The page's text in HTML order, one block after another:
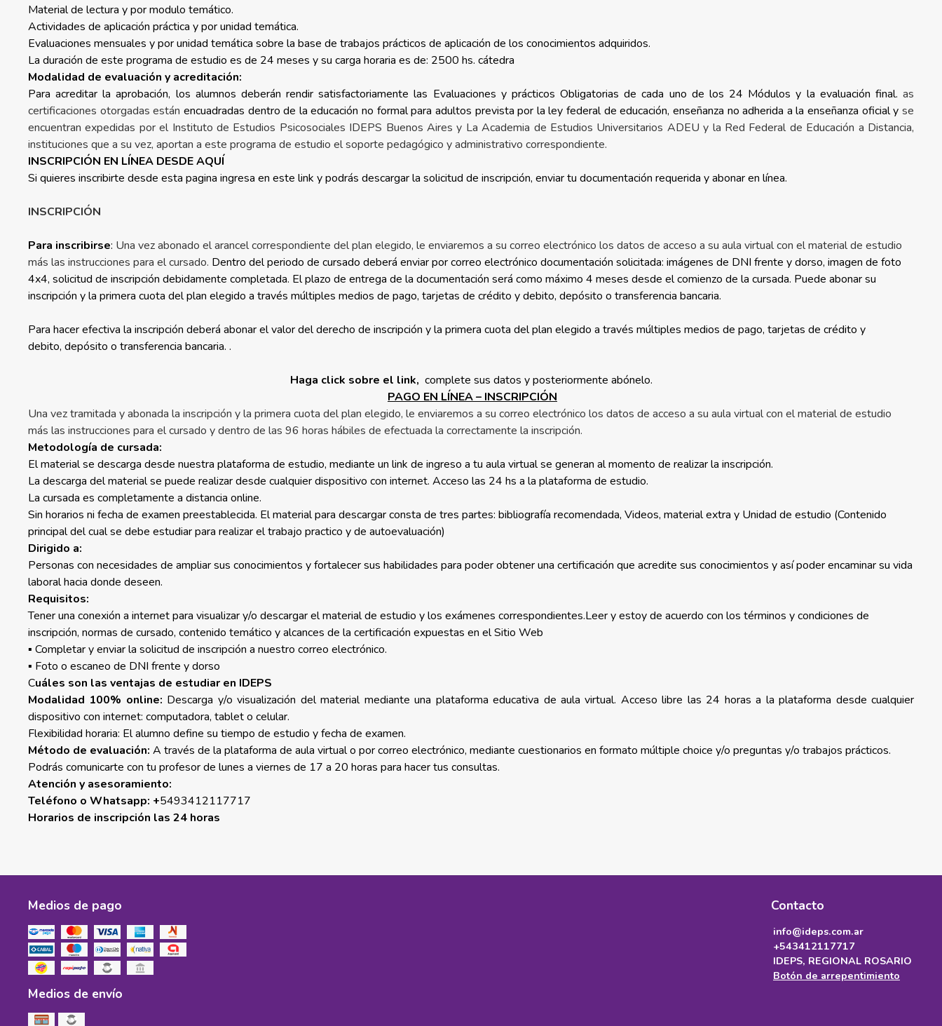
Material de lectura y por modulo temático.
Actividades de aplicación práctica y por unidad temática.
Evaluaciones mensuales y por unidad temática sobre la base de trabajos prácticos de aplicación de los conocimientos adquiridos.
La duración de este programa de estudio es de 24 meses y su carga horaria es de: 2500 hs. cátedra
Modalidad de evaluación y acreditación:
Para acreditar la aprobación, los alumnos deberán rendir satisfactoriamente las Evaluaciones y prácticos Obligatorias de cada uno de los 24 Módulos y la evaluación final. as
certificaciones otorgadas están encuadradas dentro de la educación no formal para adultos prevista por la ley federal de educación, enseñanza no adherida a la enseñanza oficial yse
encuentran expedidas por el Instituto de Estudios Psicosociales IDEPS Buenos Aires y La Academia de Estudios Universitarios ADEU y la Red Federal de Educación a Distancia,
instituciones que a su vez, aportan a este programa de estudio el soporte pedagógico y administrativo correspondiente.
INSCRIPCIÓN EN LÍNEA DESDE AQUÍ
Si quieres inscribirte desde esta pagina ingresa en este link y podrás descargar la solicitud de inscripción, enviar tu documentación requerida y abonar en línea.
INSCRIPCIÓN
Para inscribirse: Una vez abonado el arancel correspondiente del plan elegido, le enviaremos a su correo electrónico los datos de acceso a su aula virtual con el material de estudio
más las instrucciones para el cursado. Dentro del periodo de cursado deberá enviar por correo electrónico documentación solicitada: imágenes de DNI frente y dorso, imagen de foto
4x4, solicitud de inscripción debidamente completada. El plazo de entrega de la documentación será como máximo 4 meses desde el comienzo de la cursada. Puede abonar su
inscripción y la primera cuota del plan elegido a través múltiples medios de pago, tarjetas de crédito y debito, depósito o transferencia bancaria.
Para hacer efectiva la inscripción deberá abonar el valor del derecho de inscripción y la primera cuota del plan elegido a través múltiples medios de pago, tarjetas de crédito y
debito, depósito o transferencia bancaria. .
Haga click sobre el link, complete sus datos y posteriormente abónelo.
PAGO EN LÍNEA – INSCRIPCIÓN
Una vez tramitada y abonada la inscripción y la primera cuota del plan elegido, le enviaremos a su correo electrónico los datos de acceso a su aula virtual con el material de estudio
más las instrucciones para el cursado y dentro de las 96 horas hábiles de efectuada la correctamente la inscripción.
Metodología de cursada:
El material se descarga desde nuestra plataforma de estudio, mediante un link de ingreso a tu aula virtual se generan al momento de realizar la inscripción.
La descarga del material se puede realizar desde cualquier dispositivo con internet. Acceso las 24 hs a la plataforma de estudio.
La cursada es completamente a distancia online.
Sin horarios ni fecha de examen preestablecida. El material para descargar consta de tres partes: bibliografía recomendada, Videos, material extra y Unidad de estudio (Contenido
principal del cual se debe estudiar para realizar el trabajo practico y de autoevaluación)
Dirigido a:
Personas con necesidades de ampliar sus conocimientos y fortalecer sus habilidades para poder obtener una certificación que acredite sus conocimientos y así poder encaminar su vida
laboral hacia donde deseen.
Requisitos:
Tener una conexión a internet para visualizar y/o descargar el material de estudio y los exámenes correspondientes.Leer y estoy de acuerdo con los términos y condiciones de
inscripción, normas de cursado, contenido temático y alcances de la certificación expuestas en el Sitio Web
▪ Completar y enviar la solicitud de inscripción a nuestro correo electrónico.
▪ Foto o escaneo de DNI frente y dorso
Cuáles son las ventajas de estudiar en IDEPS
Modalidad 100% online: Descarga y/o visualización del material mediante una plataforma educativa de aula virtual. Acceso libre las 24 horas a la plataforma desde cualquier
dispositivo con internet: computadora, tablet o celular.
Flexibilidad horaria: El alumno define su tiempo de estudio y fecha de examen.
Método de evaluación: A través de la plataforma de aula virtual o por correo electrónico, mediante cuestionarios en formato múltiple choice y/o preguntas y/o trabajos prácticos.
Podrás comunicarte con tu profesor de lunes a viernes de 17 a 20 horas para hacer tus consultas.
Atención y asesoramiento:
Teléfono o Whatsapp: +5493412117717
Horarios de inscripción las 24 horas
Medios de pago
Medios de envío
Contacto
info@ideps.com.ar
+543412117717
IDEPS, REGIONAL ROSARIO
Botón de arrepentimiento